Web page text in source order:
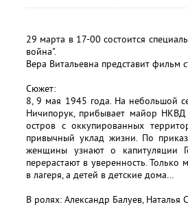
29 марта в 17-00 состоится
война".
Вера Витальевна представит фильм
Сюжет:
8, 9 мая 1945 года. На небольшой
Ничипорук, прибывает майор
остров с оккупированных
привычный уклад жизни. По
женщины узнают о
перерастают в уверенность.
в лагеря, а детей в детские дома…
В ролях: Александр Балуев, Наталья